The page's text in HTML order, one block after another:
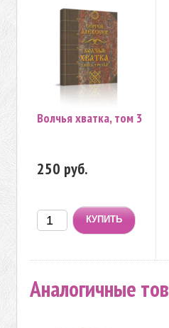
Волчья хватка, том 3
250 руб.
Аналогичные